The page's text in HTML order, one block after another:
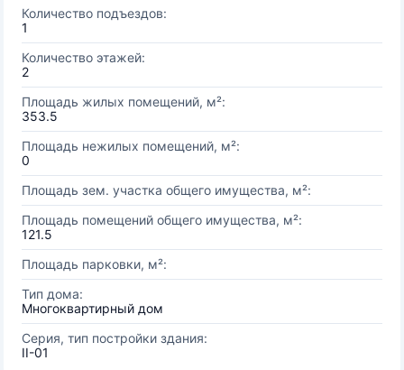
Количество подъездов:
1
Количество этажей:
2
Площадь жилых помещений, м²:
353.5
Площадь нежилых помещений, м²:
0
Площадь зем. участка общего имущества, м²:
Площадь помещений общего имущества, м²:
121.5
Площадь парковки, м²:
Тип дома:
Многоквартирный дом
Серия, тип постройки здания:
II-01